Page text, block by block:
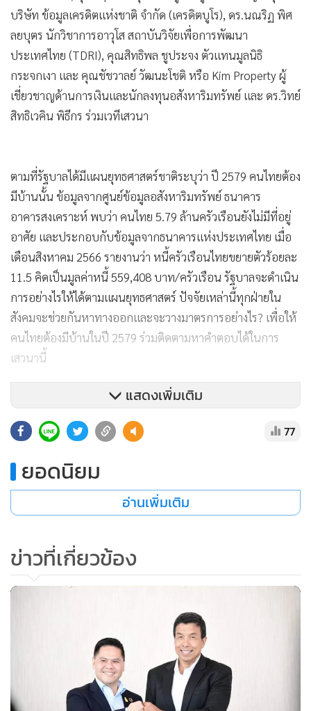
บริษัท ข้อมูลเครดิตแห่งชาติ จำกัด (เครดิตบูโร), ดร.นณริฏ พิศ
ลยบุตร นักวิชาการอาวุโส สถาบันวิจัยเพื่อการพัฒนา
ประเทศไทย (TDRI), คุณสิทธิพล ชูประจง ตัวแทนมูลนิธิ
กระจกเงา และ คุณชัชวาลย์ วัฒนะโชติ หรือ Kim Property ผู้
เชี่ยวชาญด้านการเงินและนักลงทุนอสังหาริมทรัพย์ และ ดร.วิทย์
สิทธิเวคิน พิธีกร ร่วมเวทีเสวนา
ตามที่รัฐบาลได้มีแผนยุทธศาสตร์ชาติระบุว่า ปี 2579 คนไทยต้อง
มีบ้านนั้น ข้อมูลจากศูนย์ข้อมูลอสังหาริมทรัพย์ ธนาคาร
อาคารสงเคราะห์ พบว่า คนไทย 5.79 ล้านครัวเรือนยังไม่มีที่อยู่
อาศัย และประกอบกับข้อมูลจากธนาคารแห่งประเทศไทย เมื่อ
เดือนสิงหาคม 2566 รายงานว่า หนี้ครัวเรือนไทยขยายตัวร้อยละ
11.5 คิดเป็นมูลค่าหนี้ 559,408 บาท/ครัวเรือน รัฐบาลจะดำเนิน
การอย่างไรให้ได้ตามแผนยุทธศาสตร์ ปัจจัยเหล่านี้ทุกฝ่ายใน
สังคมจะช่วยกันหาทางออกและจะวางมาตรการอย่างไร? เพื่อให้
คนไทยต้องมีบ้านในปี 2579 ร่วมติดตามหาคำตอบได้ในการ
เสวนานี้
แสดงเพิ่มเติม
77
ยอดนิยม
อ่านเพิ่มเติม
ข่าวที่เกี่ยวข้อง